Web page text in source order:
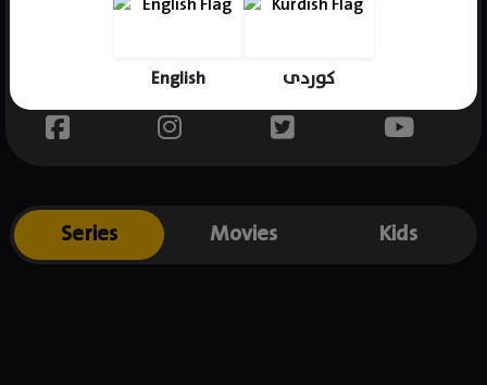
English کوردی
Gender : female
Place of birth : Australia
Series Movies Kids